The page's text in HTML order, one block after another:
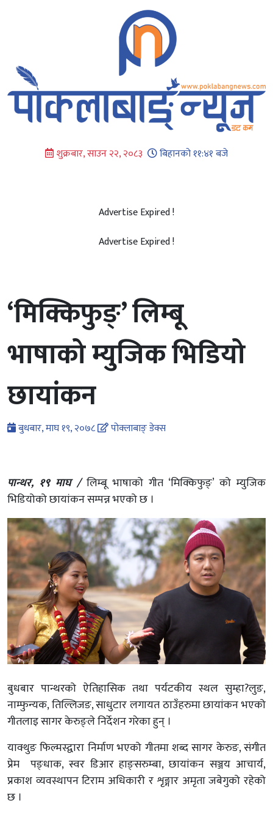
शुक्रबार, साउन २२, २०८३ बिहानको ११:४१ बजे
Advertise Expired !
Advertise Expired !
‘मिक्किफुङ्’ लिम्बू
भाषाको म्युजिक भिडियो
छायांकन
बुधबार, माघ १९, २०७८ पोक्लाबाङ् डेक्स
पान्थर, १९ माघ /लिम्बू भाषाको गीत ‘मिक्किफुङ्’ को म्युजिक
भिडियोको छायांकन सम्पन्न भएको छ ।
बुधबार पान्थरको ऐतिहासिक तथा पर्यटकीय स्थल सुम्हा?लुङ,
नाम्फुन्यक, तिल्लिजङ, साधुटार लगायत ठाउँहरुमा छायांकन भएको
गीतलाइ सागर केरुङ्ले निर्देशन गरेका हुन् ।
याक्थुङ फिल्मस्द्वारा निर्माण भएको गीतमा शब्द सागर केरुङ, संगीत
प्रेम पङ्धाक, स्वर डिआर हाङ्सरुम्बा, छायांकन सञ्जय आचार्य,
प्रकाश व्यवस्थापन टिराम अधिकारी र शृङ्गार अमृता जबेगुको रहेको
छ ।